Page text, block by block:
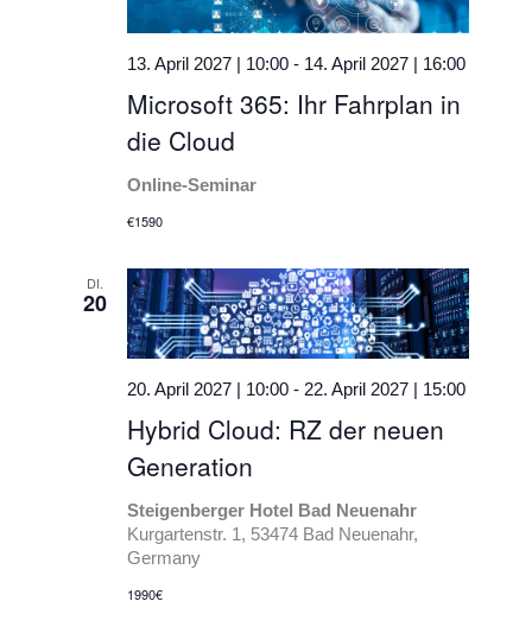
Microsoft 365: Ihr Fahrplan in
die Cloud
13. April 2027 | 10:00 - 14. April 2027 | 16:00
Online-Seminar
€1590
DI.
20
Hybrid Cloud: RZ der neuen
Generation
20. April 2027 | 10:00 - 22. April 2027 | 15:00
Steigenberger Hotel Bad Neuenahr
Kurgartenstr. 1, 53474 Bad Neuenahr,
Germany
1990€